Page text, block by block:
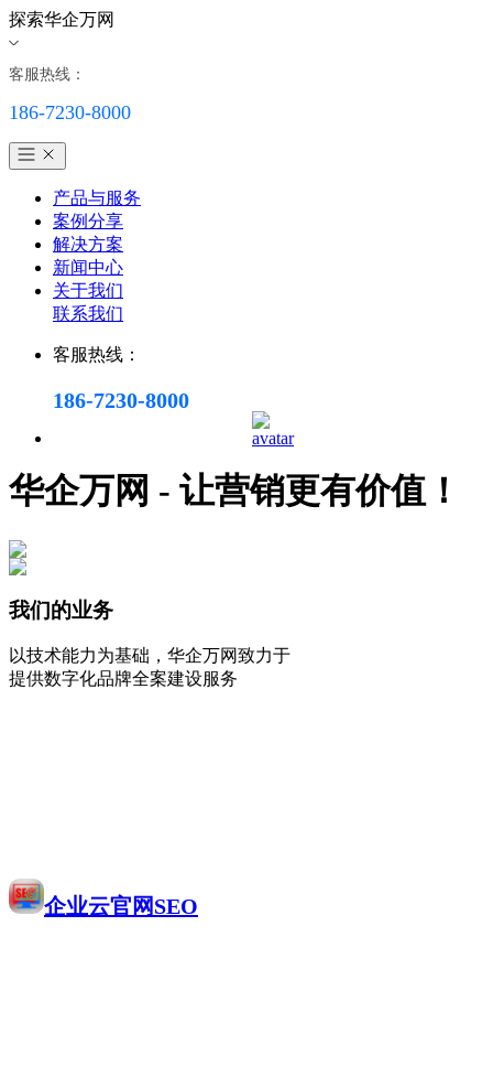
探索华企万网
客服热线：
186-7230-8000
产品与服务
案例分享
解决方案
新闻中心
关于我们
联系我们
客服热线：
186-7230-8000
华企万网 - 让营销更有价值！
我们的业务
以技术能力为基础，华企万网致力于
提供数字化品牌全案建设服务
企业云官网SEO